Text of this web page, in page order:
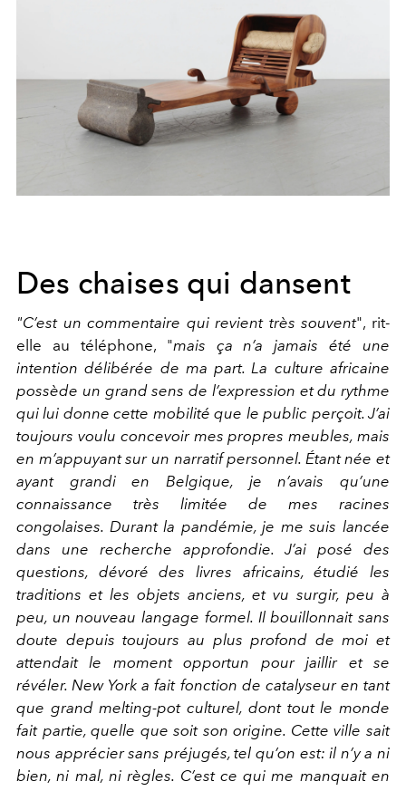
Des chaises qui dansent
"C’est un commentaire qui revient très souvent", rit-
elle au téléphone, "mais ça n’a jamais été une
intention délibérée de ma part. La culture africaine
possède un grand sens de l’expression et du rythme
qui lui donne cette mobilité que le public perçoit. J’ai
toujours voulu concevoir mes propres meubles, mais
en m’appuyant sur un narratif personnel. Étant née et
ayant grandi en Belgique, je n’avais qu’une
connaissance très limitée de mes racines
congolaises. Durant la pandémie, je me suis lancée
dans une recherche approfondie. J’ai posé des
questions, dévoré des livres africains, étudié les
traditions et les objets anciens, et vu surgir, peu à
peu, un nouveau langage formel. Il bouillonnait sans
doute depuis toujours au plus profond de moi et
attendait le moment opportun pour jaillir et se
révéler. New York a fait fonction de catalyseur en tant
que grand melting-pot culturel, dont tout le monde
fait partie, quelle que soit son origine. Cette ville sait
nous apprécier sans préjugés, tel qu’on est: il n’y a ni
bien, ni mal, ni règles. C’est ce qui me manquait en